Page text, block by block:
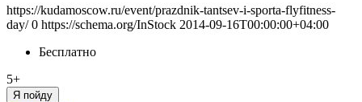
https://kudamoscow.ru/event/prazdnik-tantsev-i-sporta-flyfitness-
day/ 0 https://schema.org/InStock 2014-09-16T00:00:00+04:00
Бесплатно
5+
Я пойду